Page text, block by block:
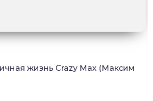
жизнь Crazy Max (Максим